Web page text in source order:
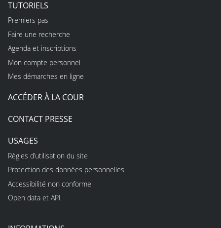
TUTORIELS
Premiers pas
Faire une recherche
Agenda et inscriptions
Mon compte personnel
Mes démarches en ligne
ACCÉDER À LA COUR
CONTACT PRESSE
USAGES
Règles d’utilisation du site
Protection des données personnelles
Accessibilité non conforme
Open data et API